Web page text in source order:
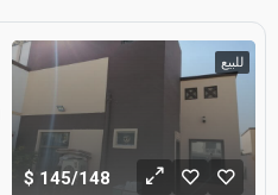
للبيع
145/148